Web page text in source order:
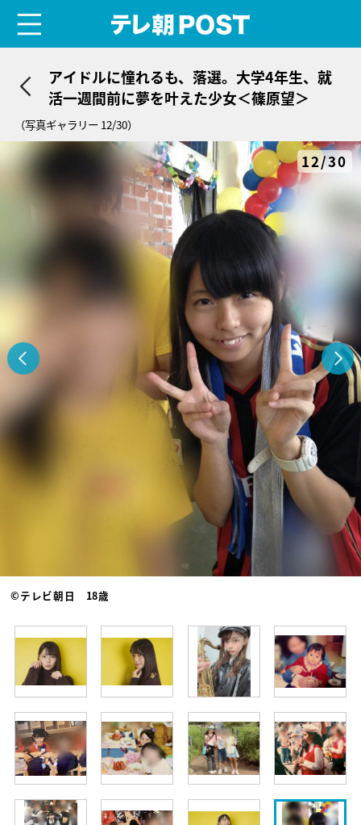
アイドルに憧れるも、落選。大学4年生、就
活一週間前に夢を叶えた少女＜篠原望＞
（写真ギャラリー 12/30）
12/30
©テレビ朝日 18歳